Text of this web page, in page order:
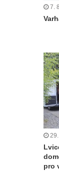
7.
pro